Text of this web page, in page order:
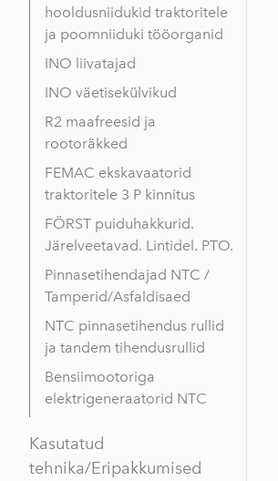
hooldusniidukid traktoritele
ja poomniiduki tööorganid
INO liivatajad
INO väetisekülvikud
R2 maafreesid ja
rootoräkked
FEMAC ekskavaatorid
traktoritele 3 P kinnitus
FÖRST puiduhakkurid.
Järelveetavad. Lintidel. PTO.
Pinnasetihendajad NTC /
Tamperid/Asfaldisaed
NTC pinnasetihendus rullid
ja tandem tihendusrullid
Bensiimootoriga
elektrigeneraatorid NTC
Kasutatud
tehnika/Eripakkumised